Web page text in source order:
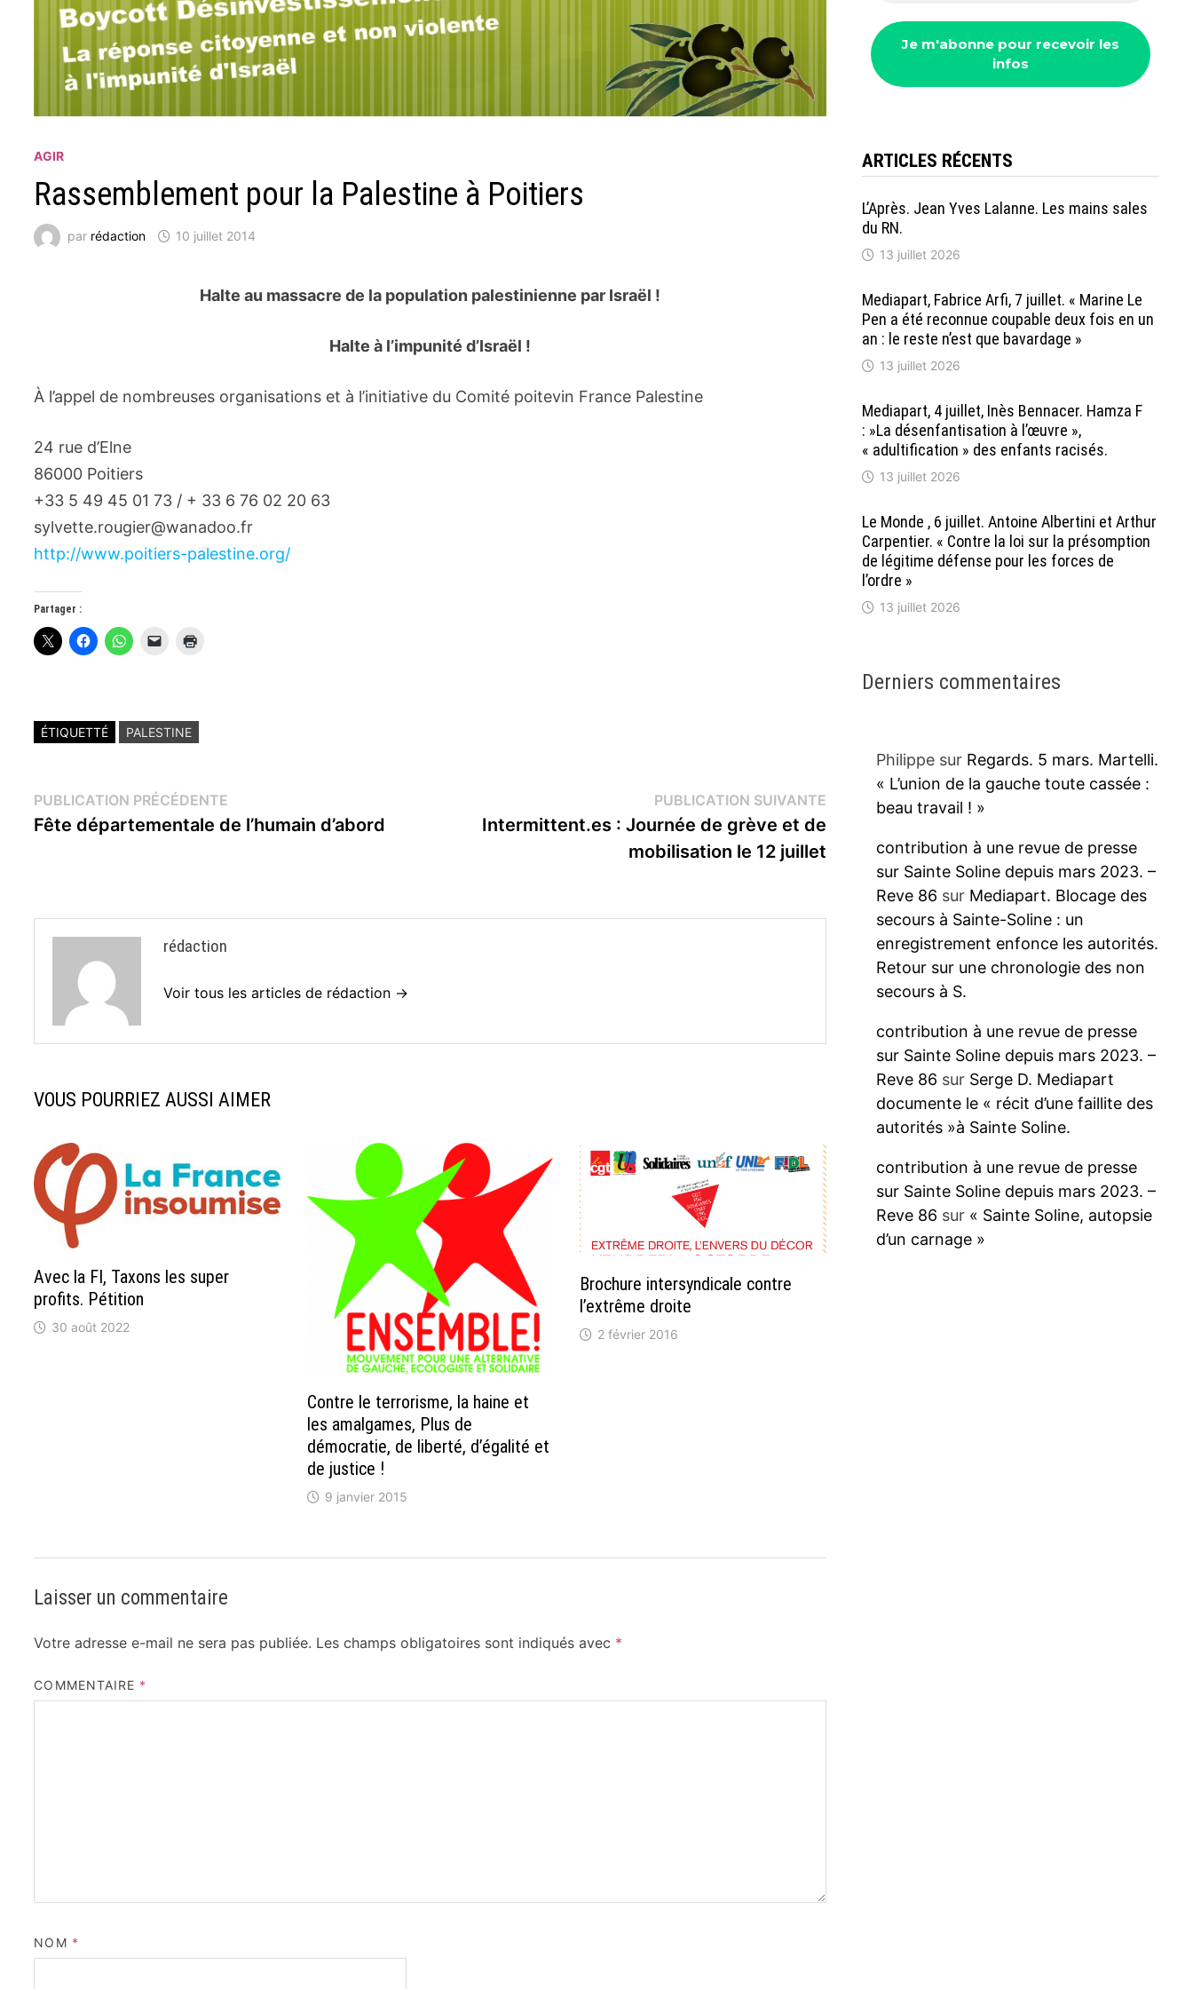
AGIR
Rassemblement pour la Palestine à Poitiers
par rédaction 10 juillet 2014
Halte au massacre de la population palestinienne par Israël !
Halte à l’impunité d’Israël !
À l’appel de nombreuses organisations et à l’initiative du Comité poitevin France Palestine
24 rue d’Elne
86000 Poitiers
+33 5 49 45 01 73 / + 33 6 76 02 20 63
sylvette.rougier@wanadoo.fr
http://www.poitiers-palestine.org/
Partager :
ÉTIQUETTÉ PALESTINE
Navigation
de
PUBLICATION PRÉCÉDENTE
précédente :
Fête départementale de l’humain d’abord
PUBLICATION SUIVANTEPublication
suivante :
Intermittent.es : Journée de grève et de
mobilisation le 12 juillet
rédaction
Voir tous les articles de rédaction →
VOUS POURRIEZ AUSSI AIMER
Avec la FI, Taxons les super
profits. Pétition
30 août 2022
Contre le terrorisme, la haine et
les amalgames, Plus de
démocratie, de liberté, d’égalité et
de justice !
9 janvier 2015
Brochure intersyndicale contre
l’extrême droite
2 février 2016
Laisser un commentaire
Votre adresse e-mail ne sera pas publiée. Les champs obligatoires sont indiqués avec *
COMMENTAIRE *
NOM *
ARTICLES RÉCENTS
L’Après. Jean Yves Lalanne. Les mains sales
du RN.
13 juillet 2026
Mediapart, Fabrice Arfi, 7 juillet. « Marine Le
Pen a été reconnue coupable deux fois en un
an : le reste n’est que bavardage »
13 juillet 2026
Mediapart, 4 juillet, Inès Bennacer. Hamza F
: »La désenfantisation à l’œuvre »,
« adultification » des enfants racisés.
13 juillet 2026
Le Monde , 6 juillet. Antoine Albertini et Arthur
Carpentier. « Contre la loi sur la présomption
de légitime défense pour les forces de
l’ordre »
13 juillet 2026
Derniers commentaires
Philippesur Regards. 5 mars. Martelli.
« L’union de la gauche toute cassée :
beau travail ! »
contribution à une revue de presse
sur Sainte Soline depuis mars 2023. –
Reve 86 sur Mediapart. Blocage des
secours à Sainte-Soline : un
enregistrement enfonce les autorités.
Retour sur une chronologie des non
secours à S.
contribution à une revue de presse
sur Sainte Soline depuis mars 2023. –
Reve 86 sur Serge D. Mediapart
documente le « récit d’une faillite des
autorités »à Sainte Soline.
contribution à une revue de presse
sur Sainte Soline depuis mars 2023. –
Reve 86 sur « Sainte Soline, autopsie
d’un carnage »